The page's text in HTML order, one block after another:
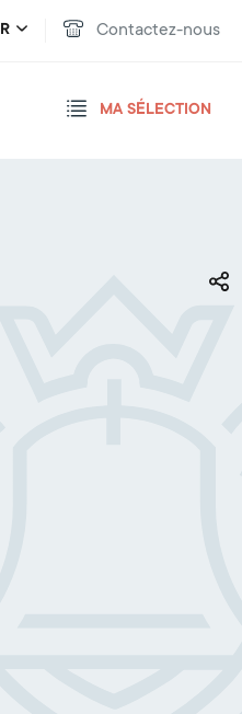
Contactez-nous
MA SÉLECTION